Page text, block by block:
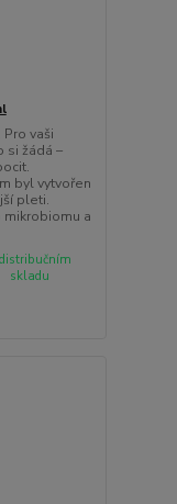
vaši
si žádá –
byl vytvořen
pleti.
mikrobiomu a
skladu